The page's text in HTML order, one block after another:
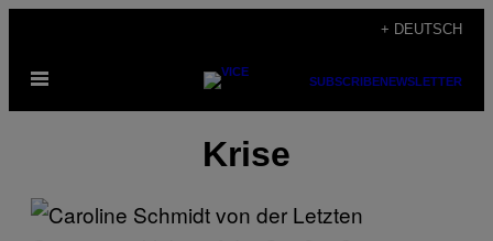
content
+ DEUTSCH
Open
SUBSCRIBENEWSLETTER
Krise